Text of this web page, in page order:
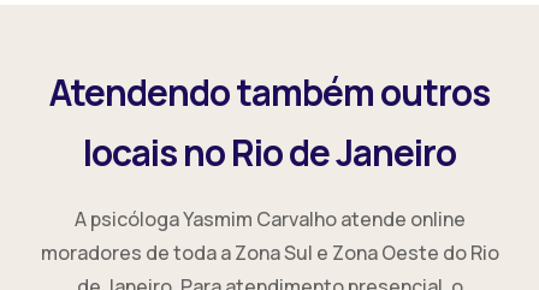
Atendendo também outros
locais no Rio de Janeiro
A psicóloga Yasmim Carvalho atende online
moradores de toda a Zona Sul e Zona Oeste do Rio